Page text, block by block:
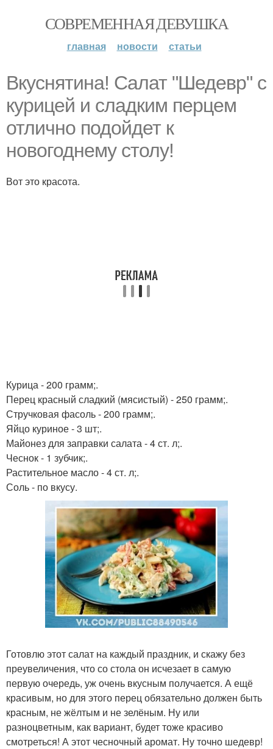
СОВРЕМЕННАЯ ДЕВУШКА
главная новости статьи
Вкуснятина! Салат "Шедевр" с
курицей и сладким перцем
отлично подойдет к
новогоднему столу!
Вот это красота.
Курица - 200 грамм;.
Перец красный сладкий (мясистый) - 250 грамм;.
Стручковая фасоль - 200 грамм;.
Яйцо куриное - 3 шт;.
Майонез для заправки салата - 4 ст. л;.
Чеснок - 1 зубчик;.
Растительное масло - 4 ст. л;.
Соль - по вкусу.
Готовлю этот салат на каждый праздник, и скажу без
преувеличения, что со стола он исчезает в самую
первую очередь, уж очень вкусным получается. А ещё
красивым, но для этого перец обязательно должен быть
красным, не жёлтым и не зелёным. Ну или
разноцветным, как вариант, будет тоже красиво
смотреться! А этот чесночный аромат. Ну точно шедевр!